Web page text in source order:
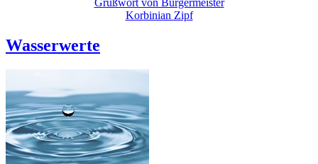
Korbinian Zipf
Wasserwerte